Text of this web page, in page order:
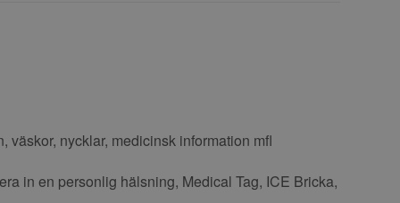
väskor, nycklar, medicinsk information mfl
in en personlig hälsning, Medical Tag, ICE Bricka,